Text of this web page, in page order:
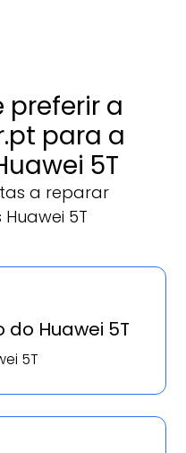
preferir a
para a
5T
a reparar
5T
Huawei 5T
5T